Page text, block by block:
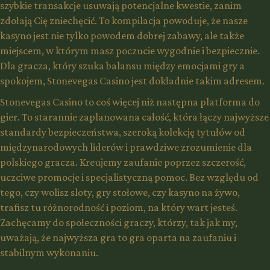
szybkie transakcje usuwają potencjalne kwestie, zanim
zdołają Cię zniechęcić. To kompilacja powoduje, że nasze
kasyno jest nie tylko powodem dobrej zabawy, ale także
miejscem, w którym masz poczucie wygodnie i bezpiecznie.
Dla gracza, który szuka balansu między emocjami gry a
spokojem, Stonevegas Casino jest dokładnie takim adresem.
Stonevegas Casino to coś więcej niż następna platforma do
gier. To starannie zaplanowana całość, która łączy najwyższe
standardy bezpieczeństwa, szeroką kolekcję tytułów od
międzynarodowych liderów i prawdziwe zrozumienie dla
polskiego gracza. Kreujemy zaufanie poprzez szczerość,
uczciwe promocje i specjalistyczną pomoc. Bez względu od
tego, czy wolisz sloty, gry stołowe, czy kasyno na żywo,
trafisz tu różnorodność i poziom, na który wart jesteś.
Zachęcamy do społeczności graczy, którzy, tak jak my,
uważają, że najwyższa gra to gra oparta na zaufaniu i
stabilnym wykonaniu.